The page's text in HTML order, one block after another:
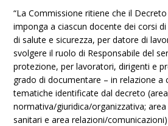
“La Commissione ritiene che il
imponga a ciascun docente dei corsi
di salute e sicurezza, per datore di
svolgere il ruolo di Responsabile del
protezione, per lavoratori, dirigenti e
grado di documentare – in relazione a
tematiche identificate dal decreto (area
normativa/giuridica/organizzativa;
sanitari e area relazioni/